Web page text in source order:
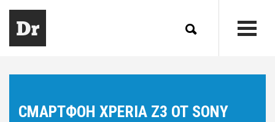
СМАРТФОН XPERIA Z3 ОТ SONY